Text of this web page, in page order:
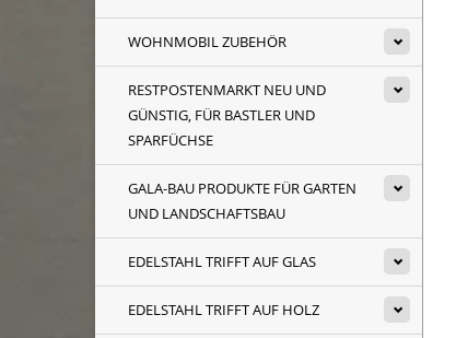
WOHNMOBIL ZUBEHÖR
RESTPOSTENMARKT NEU UND
GÜNSTIG, FÜR BASTLER UND
SPARFÜCHSE
GALA-BAU PRODUKTE FÜR GARTEN
UND LANDSCHAFTSBAU
EDELSTAHL TRIFFT AUF GLAS
EDELSTAHL TRIFFT AUF HOLZ